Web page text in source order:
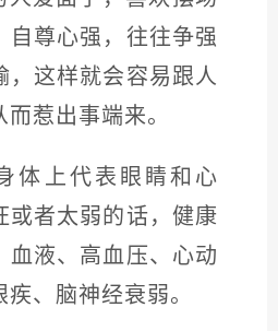
自尊心强，往往争强
，这样就会容易跟人
惹出事端来。
上代表眼睛和心
或者太弱的话，健康
血液、高血压、心动
、脑神经衰弱。